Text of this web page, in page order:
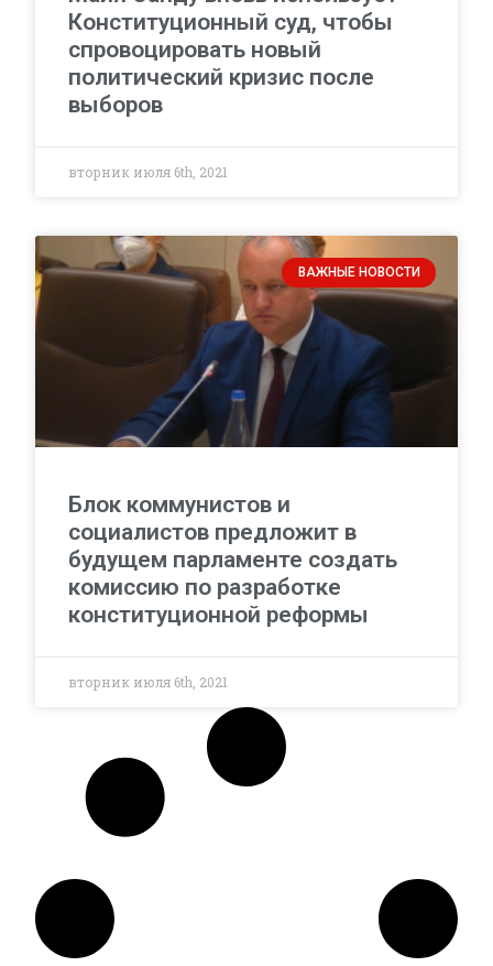
Конституционный суд, чтобы
спровоцировать новый
политический кризис после
выборов
вторник июля 6th, 2021
ВАЖНЫЕ НОВОСТИ
Блок коммунистов и
социалистов предложит в
будущем парламенте создать
комиссию по разработке
конституционной реформы
вторник июля 6th, 2021